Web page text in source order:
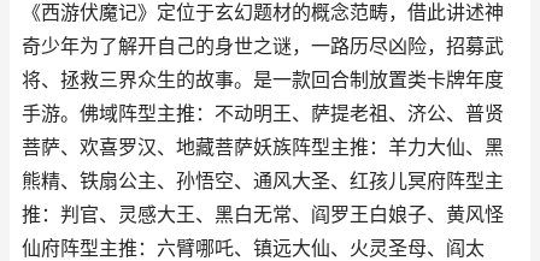
《西游伏魔记》定位于玄幻题材的概念范畴，借此讲述神
奇少年为了解开自己的身世之谜，一路历尽凶险，招募武
将、拯救三界众生的故事。是一款回合制放置类卡牌年度
手游。佛域阵型主推：不动明王、萨提老祖、济公、普贤
菩萨、欢喜罗汉、地藏菩萨妖族阵型主推：羊力大仙、黑
熊精、铁扇公主、孙悟空、通风大圣、红孩儿冥府阵型主
推：判官、灵感大王、黑白无常、阎罗王白娘子、黄风怪
仙府阵型主推：六臂哪吒、镇远大仙、火灵圣母、阎太